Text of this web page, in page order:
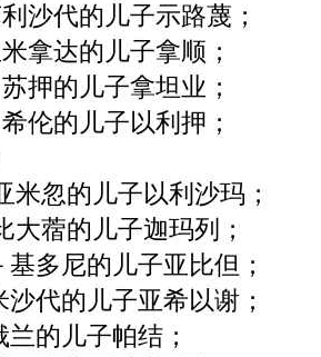
沙代的儿子示路蔑；
拿达的儿子拿顺；
押的儿子拿坦业；
伦的儿子以利押；
米忽的儿子以利沙玛；
大蓿的儿子迦玛列；
多尼的儿子亚比但；
代的儿子亚希以谢；
的儿子帕结；